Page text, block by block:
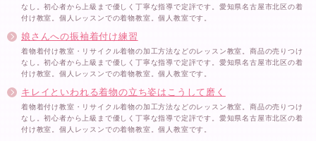
なし。初心者から上級まで優しく丁寧な指導で定評です。愛知県名古屋市北区の着
付け教室。個人レッスンでの着物教室。個人教室です。
娘さんへの振袖着付け練習
着物着付け教室・リサイクル着物の加工方法などのレッスン教室。商品の売りつけ
なし。初心者から上級まで優しく丁寧な指導で定評です。愛知県名古屋市北区の着
付け教室。個人レッスンでの着物教室。個人教室です。
キレイといわれる着物の立ち姿はこうして磨く
着物着付け教室・リサイクル着物の加工方法などのレッスン教室。商品の売りつけ
なし。初心者から上級まで優しく丁寧な指導で定評です。愛知県名古屋市北区の着
付け教室。個人レッスンでの着物教室。個人教室です。